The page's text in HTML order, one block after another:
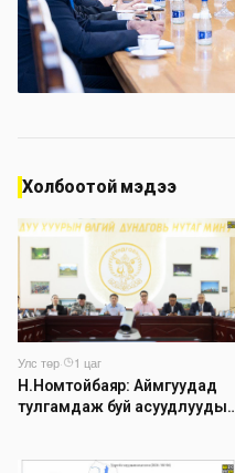
Холбоотой мэдээ
Улс төр·
1 цаг
Н.Номтойбаяр: Аймгуудад
тулгамдаж буй асуудлуудыг